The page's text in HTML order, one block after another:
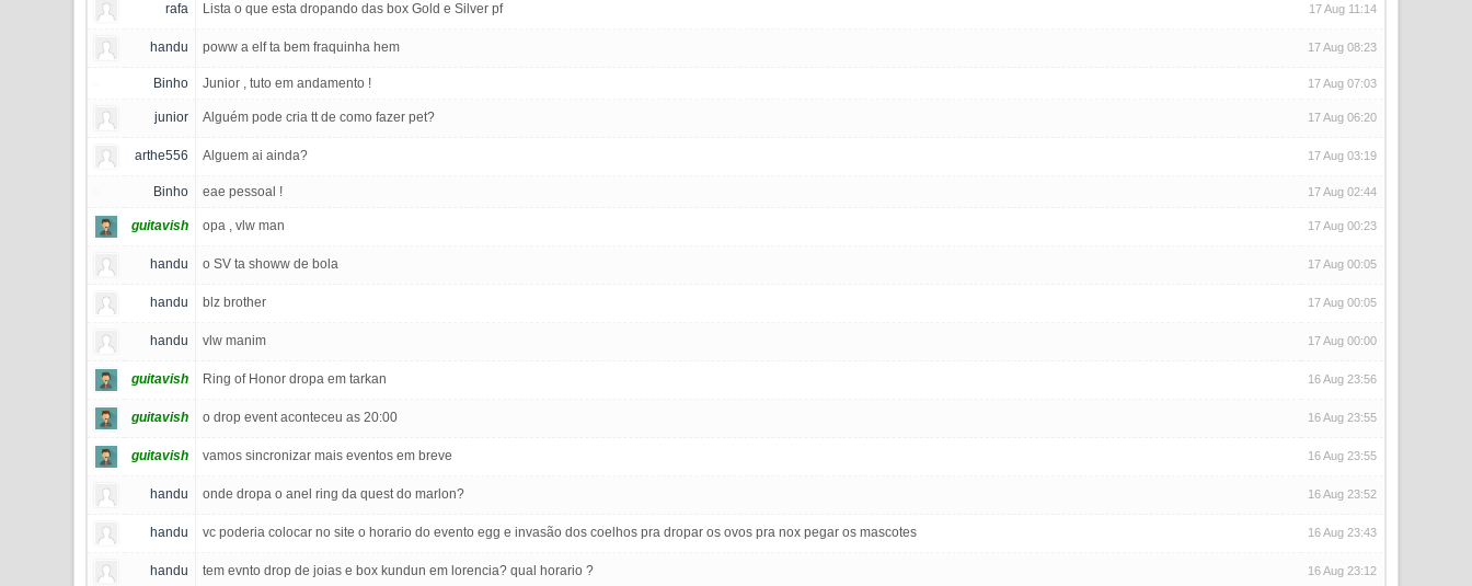
rafa Lista o que esta dropando das box Gold e Silver pf 17 Aug 11:14
handu poww a elf ta bem fraquinha hem 17 Aug 08:23
Binho Junior , tuto em andamento ! 17 Aug 07:03
junior Alguém pode cria tt de como fazer pet? 17 Aug 06:20
arthe556 Alguem ai ainda? 17 Aug 03:19
Binho eae pessoal ! 17 Aug 02:44
guitavish opa , vlw man 17 Aug 00:23
handu o SV ta showw de bola 17 Aug 00:05
handu blz brother 17 Aug 00:05
handu vlw manim 17 Aug 00:00
guitavish Ring of Honor dropa em tarkan 16 Aug 23:56
guitavish o drop event aconteceu as 20:00 16 Aug 23:55
guitavish vamos sincronizar mais eventos em breve 16 Aug 23:55
handu onde dropa o anel ring da quest do marlon? 16 Aug 23:52
handu vc poderia colocar no site o horario do evento egg e invasão dos coelhos pra dropar os ovos pra nox pegar os mascotes 16 Aug 23:43
handu tem evnto drop de joias e box kundun em lorencia? qual horario ? 16 Aug 23:12